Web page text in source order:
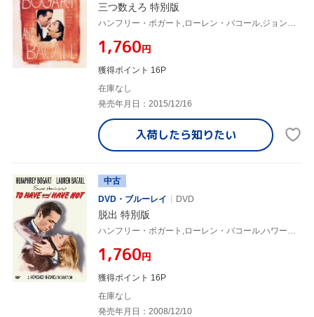
三つ数えろ 特別版
¥1,760円
獲得ポイント 16P
在庫なし
発売年月日：2015/12/16
入荷したら知りたい
中古
DVD・ブルーレイ
DVD
脱出 特別版
¥1,760円
獲得ポイント 16P
在庫なし
発売年月日：2008/12/10